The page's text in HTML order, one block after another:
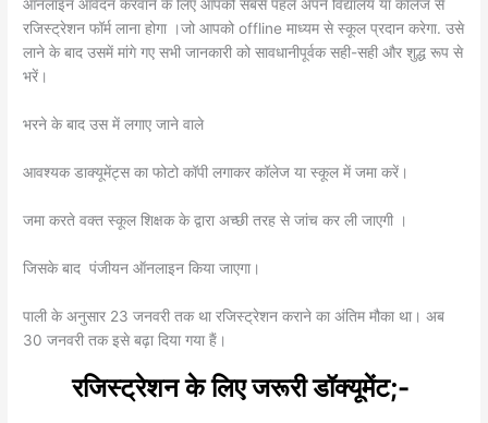
ऑनलाइन आवेदन करवाने के लिए आपको सबसे पहले अपने विद्यालय या कॉलेज से
रजिस्ट्रेशन फॉर्म लाना होगा ।जो आपको offline माध्यम से स्कूल प्रदान करेगा. उसे
लाने के बाद उसमें मांगे गए सभी जानकारी को सावधानीपूर्वक सही-सही और शुद्ध रूप से
भरें।
भरने के बाद उस में लगाए जाने वाले
आवश्यक डाक्यूमेंट्स का फोटो कॉपी लगाकर कॉलेज या स्कूल में जमा करें।
जमा करते वक्त स्कूल शिक्षक के द्वारा अच्छी तरह से जांच कर ली जाएगी ।
जिसके बाद पंजीयन ऑनलाइन किया जाएगा।
पाली के अनुसार 23 जनवरी तक था रजिस्ट्रेशन कराने का अंतिम मौका था। अब
30 जनवरी तक इसे बढ़ा दिया गया हैं।
रजिस्ट्रेशन के लिए जरूरी डॉक्यूमेंट;-